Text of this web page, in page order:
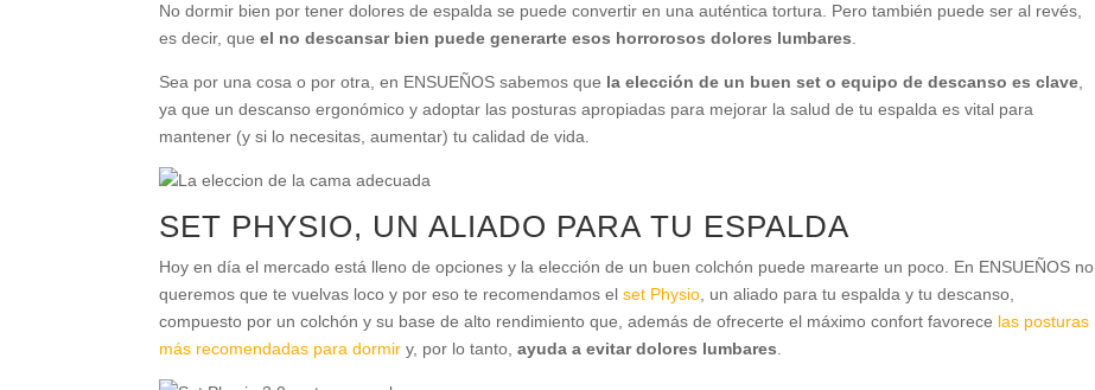
No dormir bien por tener dolores de espalda se puede convertir en una auténtica tortura. Pero también puede ser al revés,
es decir, queel no descansar bien puede generarte esos horrorosos dolores lumbares
Sea por una cosa o por otra, en ENSUEÑOS sabemos que la elección de un buen set o equipo de descanso es clave
ya que un descanso ergonómico y adoptar las posturas apropiadas para mejorar la salud de tu espalda es vital para
mantener (y si lo necesitas, aumentar) tu calidad de vida.
SET PHYSIO, UN ALIADO PARA TU ESPALDA
Hoy en día el mercado está lleno de opciones y la elección de un buen colchón puede marearte un poco. En ENSUEÑOS no
queremos que te vuelvas loco y por eso te recomendamos elset Physio , un aliado para tu espalda y tu descanso,
compuesto por un colchón y su base de alto rendimiento que, además de ofrecerte el máximo confort favorece las posturas
más recomendadas para dormir y, por lo tanto,ayuda a evitar dolores lumbares